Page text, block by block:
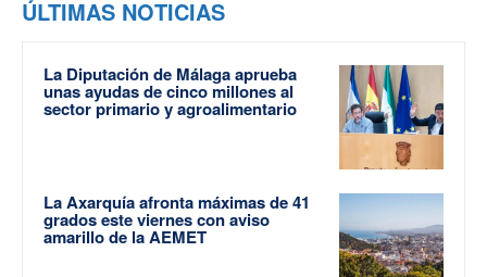
ÚLTIMAS NOTICIAS
La Diputación de Málaga aprueba
unas ayudas de cinco millones al
sector primario y agroalimentario
La Axarquía afronta máximas de 41
grados este viernes con aviso
amarillo de la AEMET